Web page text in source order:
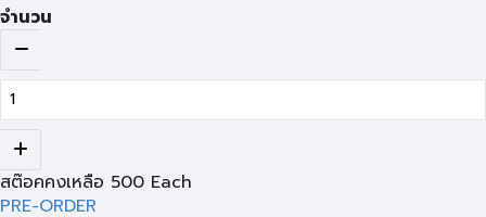
จำนวน
สต๊อคคงเหลือ 500 Each
PRE-ORDER